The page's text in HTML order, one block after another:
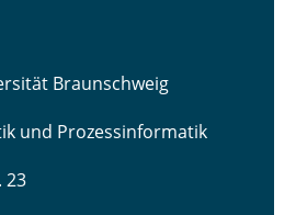
Braunschweig
und Prozessinformatik
23